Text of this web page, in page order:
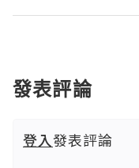
發表評論
登入發表評論